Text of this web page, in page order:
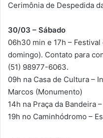
Cerimônia de Despedida
30/03 – Sábado
06h30 min e 17h –
domingo). Contato para
(51) 98977-6063.
09h na Casa de Cultura –
Marcos (Monumento)
14h na Praça da Bandeira
19h no Caminhódromo –